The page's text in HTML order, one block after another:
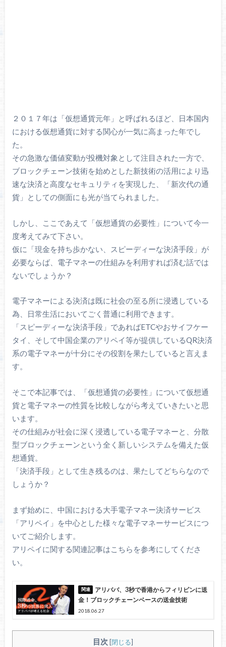
２０１７年は「仮想通貨元年」と呼ばれるほど、日本国内
における仮想通貨に対する関心が一気に高まった年でし
た。
その急激な価値変動が投機対象として注目された一方で、
ブロックチェーン技術を始めとした新技術の活用により迅
速な決済と高度なセキュリティを実現した、「新次代の通
貨」としての側面にも光が当てられました。
しかし、ここであえて「仮想通貨の必要性」について今一
度考えてみて下さい。
仮に「現金を持ち歩かない、スピーディーな決済手段」が
必要ならば、電子マネーの仕組みを利用すれば済む話では
ないでしょうか？
電子マネーによる決済は既に社会の至る所に浸透している
為、日常生活においてごく普通に利用できます。
「スピーディーな決済手段」であればETCやおサイフケー
タイ、そして中国企業のアリペイ等が提供しているQR決済
系の電子マネーが十分にその役割を果たしていると言えま
す。
そこで本記事では、「仮想通貨の必要性」について仮想通
貨と電子マネーの性質を比較しながら考えていきたいと思
います。
その仕組みが社会に深く浸透している電子マネーと、分散
型ブロックチェーンという全く新しいシステムを備えた仮
想通貨。
「決済手段」として生き残るのは、果たしてどちらなので
しょうか？
まず始めに、中国における大手電子マネー決済サービス
「アリペイ」を中心とした様々な電子マネーサービスにつ
いてご紹介します。
アリペイに関する関連記事はこちらを参考にしてくださ
い。
アリババ、3秒で香港からフィリピンに送
金！ブロックチェーンベースの送金技術
2018.06.27
目次 [閉じる]